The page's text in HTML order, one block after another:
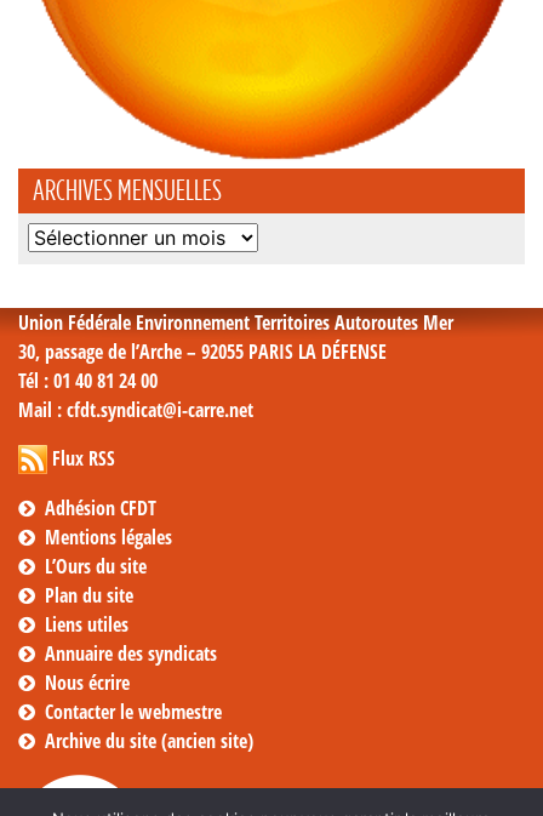
ARCHIVES MENSUELLES
Archives
Union Fédérale Environnement Territoires Autoroutes Mer
30, passage de l’Arche – 92055 PARIS LA DÉFENSE
Tél : 01 40 81 24 00
Mail : cfdt.syndicat@i-carre.net
Flux RSS
Adhésion CFDT
Mentions légales
L’Ours du site
Plan du site
Liens utiles
Annuaire des syndicats
Nous écrire
Contacter le webmestre
Archive du site (ancien site)